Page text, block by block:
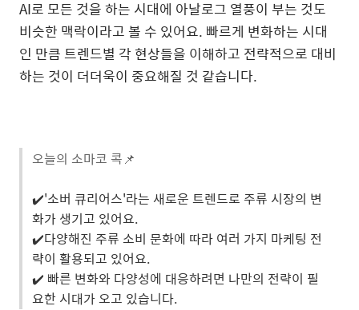
AI로 모든 것을 하는 시대에 아날로그 열풍이 부는 것도
비슷한 맥락이라고 볼 수 있어요. 빠르게 변화하는 시대
인 만큼 트렌드별 각 현상들을 이해하고 전략적으로 대비
하는 것이 더더욱이 중요해질 것 같습니다.
오늘의 소마코 콕📌
✔️'소버 큐리어스'라는 새로운 트렌드로 주류 시장의 변
화가 생기고 있어요.
✔️다양해진 주류 소비 문화에 따라 여러 가지 마케팅 전
략이 활용되고 있어요.
✔️ 빠른 변화와 다양성에 대응하려면 나만의 전략이 필
요한 시대가 오고 있습니다.